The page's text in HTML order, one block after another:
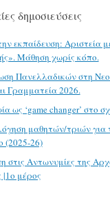
δημοσιεύσεις
εκπαίδευση: Αριστεία
Μάθηση χωρίς κόπο.
Πανελλαδικών στη
Γραμματεία 2026.
ως ‘game changer’ στο
μαθητών/τριών για
(2025-26)
στις Αντωνυμίες της
|1ο μέρος